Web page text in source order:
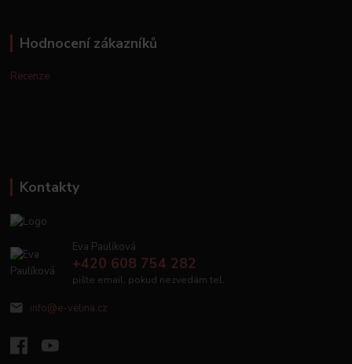
Hodnocení zákazníků
Recenze
Kontakty
Eva Paulíková
+420 608 754 282
pište email, pokud nezvedám tel.
info@e-velina.cz